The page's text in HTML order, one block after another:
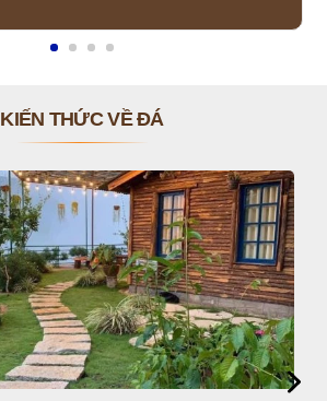
KIẾN THỨC VỀ ĐÁ